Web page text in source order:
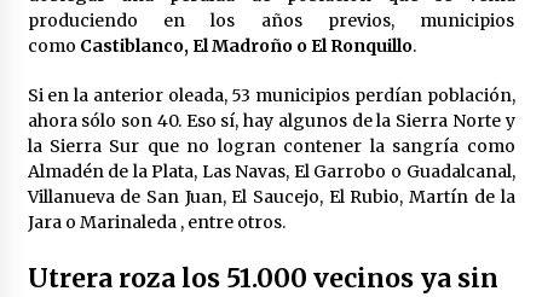
produciendo en los años previos, municipios
como Castiblanco, El Madroño o El Ronquillo.
Si en la anterior oleada, 53 municipios perdían población,
ahora sólo son 40. Eso sí, hay algunos de la Sierra Norte y
la Sierra Sur que no logran contener la sangría como
Almadén de la Plata, Las Navas, El Garrobo o Guadalcanal,
Villanueva de San Juan, El Saucejo, El Rubio, Martín de la
Jara o Marinaleda , entre otros.
Utrera roza los 51.000 vecinos ya sin